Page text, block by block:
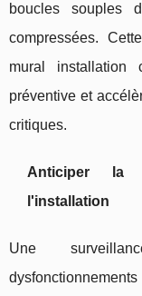
boucles souples
compressées.
mural installation
préventive et
critiques.
Anticiper la
l'installation
Une